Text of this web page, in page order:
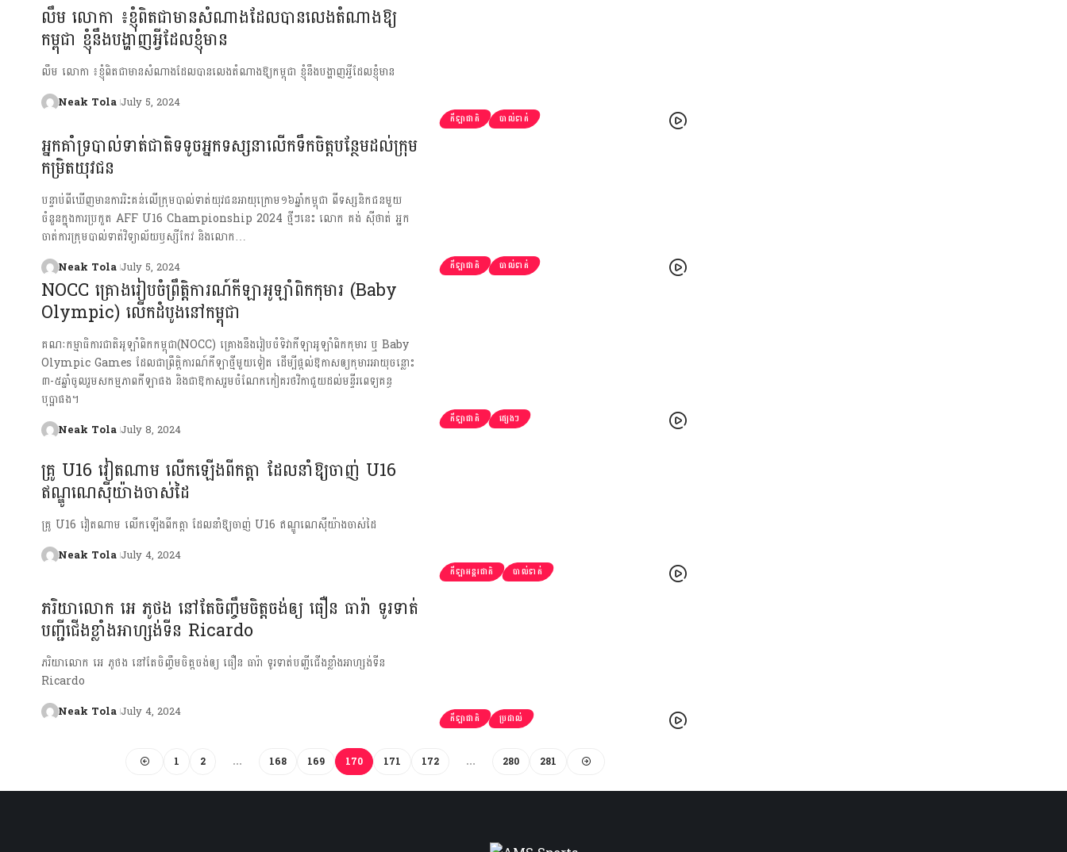
កីឡាជាតិ បាល់ទាត់
លឹម លោកា ៖ខ្ញុំពិតជាមានសំណាងដែលបានលេងតំណាងឱ្យ
កម្ពុជា ខ្ញុំនឹងបង្ហាញអ្វីដែលខ្ញុំមាន
លឹម លោកា ៖ខ្ញុំពិតជាមានសំណាងដែលបានលេងតំណាងឱ្យកម្ពុជា ខ្ញុំនឹងបង្ហាញអ្វីដែលខ្ញុំមាន
Neak Tola July 5, 2024
កីឡាជាតិ បាល់ទាត់
អ្នកគាំទ្របាល់ទាត់ជាតិទទូចអ្នកទស្សនាលើកទឹកចិត្តបន្ថែមដល់ក្រុម
កម្រិតយុវជន
បន្ទាប់ពីឃើញមានការរិះគន់លើក្រុមបាល់ទាត់យុវជនអាយុក្រោម១៦ឆ្នាំកម្ពុជា ពីទស្សនិកជនមួយ
ចំនួនក្នុងការប្រកួត AFF U16 Championship 2024 ថ្មីៗនេះ លោក គង់ ស៊ីថាត់ អ្នក
ចាត់ការក្រុមបាល់ទាត់វិទ្យាល័យឫស្សីកែវ និងលោក…
Neak Tola July 5, 2024
កីឡាជាតិ ផ្សេងៗ
NOCC គ្រោងរៀបចំព្រឹត្តិការណ៍កីឡាអូឡាំពិកកុមារ (Baby
Olympic) លើកដំបូងនៅកម្ពុជា
គណៈកម្មាធិការជាតិអូឡាំពិកកម្ពុជា(NOCC) គ្រោងនឹងរៀបចំទិវាកីឡាអូឡាំពិកកុមារ ឬ Baby
Olympic Games ដែលជាព្រឹត្តិការណ៍កីឡាថ្មីមួយទៀត ដើម្បីផ្ដល់ឱកាសឲ្យកុមារអាយុចន្លោះ
៣-៥ឆ្នាំចូលរួមសកម្មភាពកីឡាផង និងជាឱកាសរួមចំណែកកៀគរថវិកាជួយដល់មន្ទីរពេទ្យគន្ធ
បុប្ផាផង។
Neak Tola July 8, 2024
កីឡាអន្តរជាតិ បាល់ទាត់
គ្រូ U16 វៀតណាម លើកឡើងពីកត្តា ដែលនាំឱ្យចាញ់ U16
ឥណ្ឌូណេស៊ីយ៉ាងចាស់ដៃ
គ្រូ U16 វៀតណាម លើកឡើងពីកត្តា ដែលនាំឱ្យចាញ់ U16 ឥណ្ឌូណេស៊ីយ៉ាងចាស់ដៃ
Neak Tola July 4, 2024
កីឡាជាតិ ប្រដាល់
ភរិយាលោក អេ ភូថង នៅតែចិញ្ចឹមចិត្តចង់ឲ្យ ធឿន ធារ៉ា ទូរទាត់
បញ្ជីជើងខ្លាំងអាហ្សង់ទីន Ricardo
ភរិយាលោក អេ ភូថង នៅតែចិញ្ចឹមចិត្តចង់ឲ្យ ធឿន ធារ៉ា ទូរទាត់បញ្ជីជើងខ្លាំងអាហ្សង់ទីន
Ricardo
Neak Tola July 4, 2024
1 2 … 168 169 170 171 172 … 280 281